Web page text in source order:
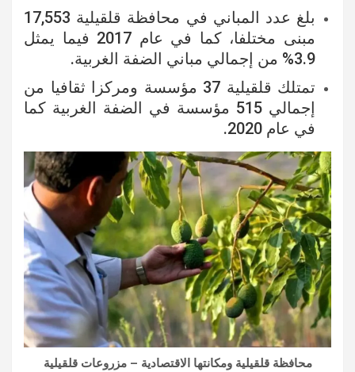
بلغ عدد المباني في محافظة قلقيلية 17,553
مبنى مختلفا، كما في عام 2017 فيما يمثل
3.9% من إجمالي مباني الضفة الغربية.
تمتلك قلقيلية 37 مؤسسة ومركزا ثقافيا من
إجمالي 515 مؤسسة في الضفة الغربية كما
في عام 2020.
محافظة قلقيلية ومكانتها الاقتصادية – مزروعات قلقيلية